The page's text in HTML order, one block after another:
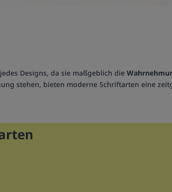
Designs, da sie maßgeblich die
stehen, bieten moderne Schriftarten eine